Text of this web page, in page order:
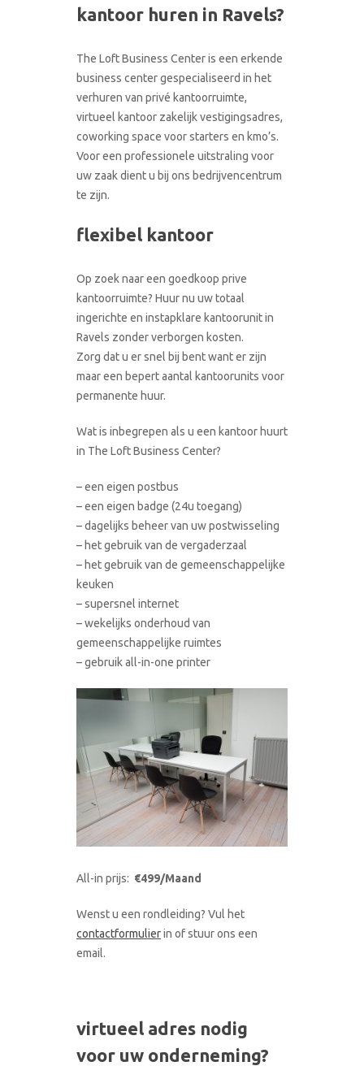
CONTACT
kantoor huren in Ravels?
The Loft Business Center is een erkende
business center gespecialiseerd in het
verhuren van privé kantoorruimte,
virtueel kantoor zakelijk vestigingsadres,
coworking space voor starters en kmo’s.
Voor een professionele uitstraling voor
uw zaak dient u bij ons bedrijvencentrum
te zijn.
flexibel kantoor
Op zoek naar een goedkoop prive
kantoorruimte? Huur nu uw totaal
ingerichte en instapklare kantoorunit in
Ravels zonder verborgen kosten.
Zorg dat u er snel bij bent want er zijn
maar een bepert aantal kantoorunits voor
permanente huur.
Wat is inbegrepen als u een kantoor huurt
in The Loft Business Center?
– een eigen postbus
– een eigen badge (24u toegang)
– dagelijks beheer van uw postwisseling
– het gebruik van de vergaderzaal
– het gebruik van de gemeenschappelijke
keuken
– supersnel internet
– wekelijks onderhoud van
gemeenschappelijke ruimtes
– gebruik all-in-one printer
All-in prijs: €499/Maand
Wenst u een rondleiding? Vul het
contactformulierin of stuur ons een
email.
virtueel adres nodig
voor uw onderneming?